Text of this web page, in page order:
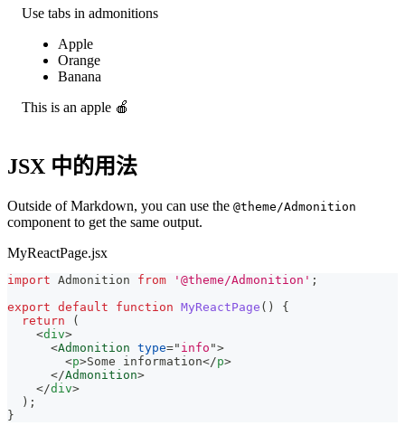
Use tabs in admonitions
Apple
Orange
Banana
This is an apple 🍎
JSX 中的用法
Outside of Markdown, you can use the @theme/Admonition
component to get the same output.
MyReactPage.jsx
import Admonition from '@theme/Admonition' ;
export default function MyReactPage ( )
{
return
(
<div>
<Admonition type=" info ">
<p>Some information</p>
</Admonition>
</div>
) ;
}